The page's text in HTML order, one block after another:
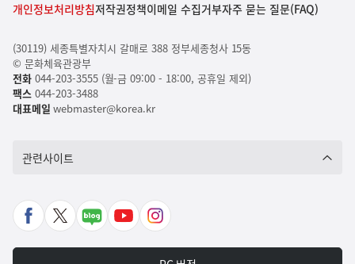
개인정보처리방침저작권정책이메일 수집거부자주 묻는 질문(FAQ)
(30119) 세종특별자치시 갈매로 388 정부세종청사 15동
© 문화체육관광부
전화044-203-3555 (월-금 09:00 - 18:00, 공휴일 제외)
팩스044-203-3488
대표메일 webmaster@korea.kr
관련사이트
페
X
네
유
인
타